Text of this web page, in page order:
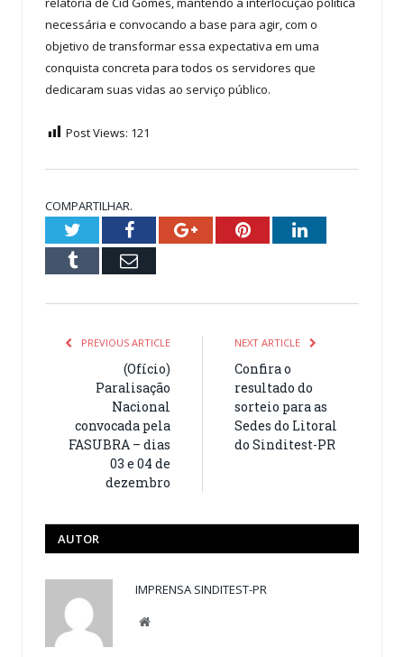
necessária e convocando a base para agir, com o
objetivo de transformar essa expectativa em uma
conquista concreta para todos os servidores que
dedicaram suas vidas ao serviço público.
Post Views: 121
COMPARTILHAR.
TwitterFacebookGoogle+PinterestLinkedIn
Tumblr Email
PREVIOUS ARTICLE
(Ofício)
Paralisação
Nacional
convocada pela
FASUBRA – dias
03 e 04 de
dezembro
NEXT ARTICLE
Confira o
resultado do
sorteio para as
Sedes do Litoral
do Sinditest-PR
AUTOR
IMPRENSA SINDITEST-PR
Website